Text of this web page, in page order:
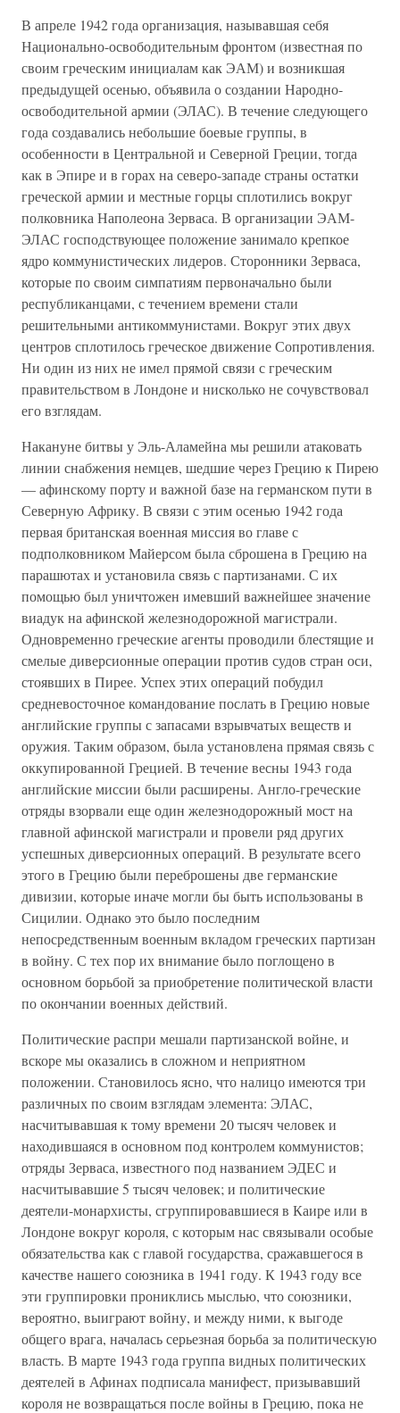
В апреле 1942 года организация, называвшая себя
Национально-освободительным фронтом (известная по
своим греческим инициалам как ЭАМ) и возникшая
предыдущей осенью, объявила о создании Народно-
освободительной армии (ЭЛАС). В течение следующего
года создавались небольшие боевые группы, в
особенности в Центральной и Северной Греции, тогда
как в Эпире и в горах на северо-западе страны остатки
греческой армии и местные горцы сплотились вокруг
полковника Наполеона Зерваса. В организации ЭАМ-
ЭЛАС господствующее положение занимало крепкое
ядро коммунистических лидеров. Сторонники Зерваса,
которые по своим симпатиям первоначально были
республиканцами, с течением времени стали
решительными антикоммунистами. Вокруг этих двух
центров сплотилось греческое движение Сопротивления.
Ни один из них не имел прямой связи с греческим
правительством в Лондоне и нисколько не сочувствовал
его взглядам.
Накануне битвы у Эль-Аламейна мы решили атаковать
линии снабжения немцев, шедшие через Грецию к Пирею
— афинскому порту и важной базе на германском пути в
Северную Африку. В связи с этим осенью 1942 года
первая британская военная миссия во главе с
подполковником Майерсом была сброшена в Грецию на
парашютах и установила связь с партизанами. С их
помощью был уничтожен имевший важнейшее значение
виадук на афинской железнодорожной магистрали.
Одновременно греческие агенты проводили блестящие и
смелые диверсионные операции против судов стран оси,
стоявших в Пирее. Успех этих операций побудил
средневосточное командование послать в Грецию новые
английские группы с запасами взрывчатых веществ и
оружия. Таким образом, была установлена прямая связь с
оккупированной Грецией. В течение весны 1943 года
английские миссии были расширены. Англо-греческие
отряды взорвали еще один железнодорожный мост на
главной афинской магистрали и провели ряд других
успешных диверсионных операций. В результате всего
этого в Грецию были переброшены две германские
дивизии, которые иначе могли бы быть использованы в
Сицилии. Однако это было последним
непосредственным военным вкладом греческих партизан
в войну. С тех пор их внимание было поглощено в
основном борьбой за приобретение политической власти
по окончании военных действий.
Политические распри мешали партизанской войне, и
вскоре мы оказались в сложном и неприятном
положении. Становилось ясно, что налицо имеются три
различных по своим взглядам элемента: ЭЛАС,
насчитывавшая к тому времени 20 тысяч человек и
находившаяся в основном под контролем коммунистов;
отряды Зерваса, известного под названием ЭДЕС и
насчитывавшие 5 тысяч человек; и политические
деятели-монархисты, сгруппировавшиеся в Каире или в
Лондоне вокруг короля, с которым нас связывали особые
обязательства как с главой государства, сражавшегося в
качестве нашего союзника в 1941 году. К 1943 году все
эти группировки прониклись мыслью, что союзники,
вероятно, выиграют войну, и между ними, к выгоде
общего врага, началась серьезная борьба за политическую
власть. В марте 1943 года группа видных политических
деятелей в Афинах подписала манифест, призывавший
короля не возвращаться после войны в Грецию, пока не